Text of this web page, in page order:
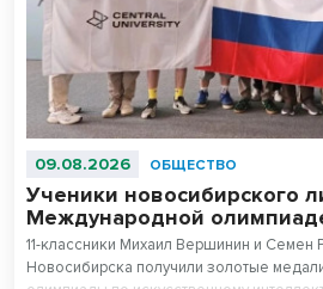
09.08.2026 ОБЩЕСТВО
Ученики новосибирского
Международной
11-классники Михаил Вершинин и Семен
Новосибирска получили золотые